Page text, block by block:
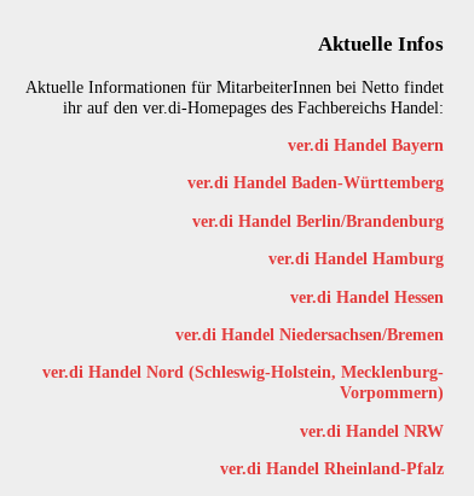
Aktuelle Infos
Aktuelle Informationen für MitarbeiterInnen bei Netto findet
ihr auf den ver.di-Homepages des Fachbereichs Handel:
ver.di Handel Bayern
ver.di Handel Baden-Württemberg
ver.di Handel Berlin/Brandenburg
ver.di Handel Hamburg
ver.di Handel Hessen
ver.di Handel Niedersachsen/Bremen
ver.di Handel Nord (Schleswig-Holstein, Mecklenburg-
Vorpommern)
ver.di Handel NRW
ver.di Handel Rheinland-Pfalz